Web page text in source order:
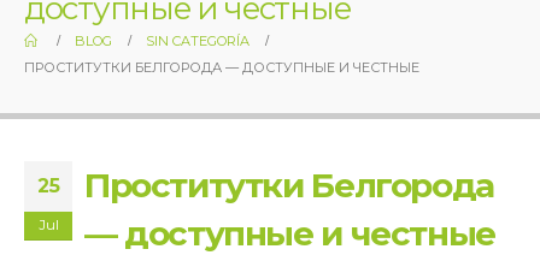
доступные и честные
BLOG
SIN CATEGORÍA
ПРОСТИТУТКИ БЕЛГОРОДА — ДОСТУПНЫЕ И ЧЕСТНЫЕ
25
Jul
Проститутки Белгорода
— доступные и честные